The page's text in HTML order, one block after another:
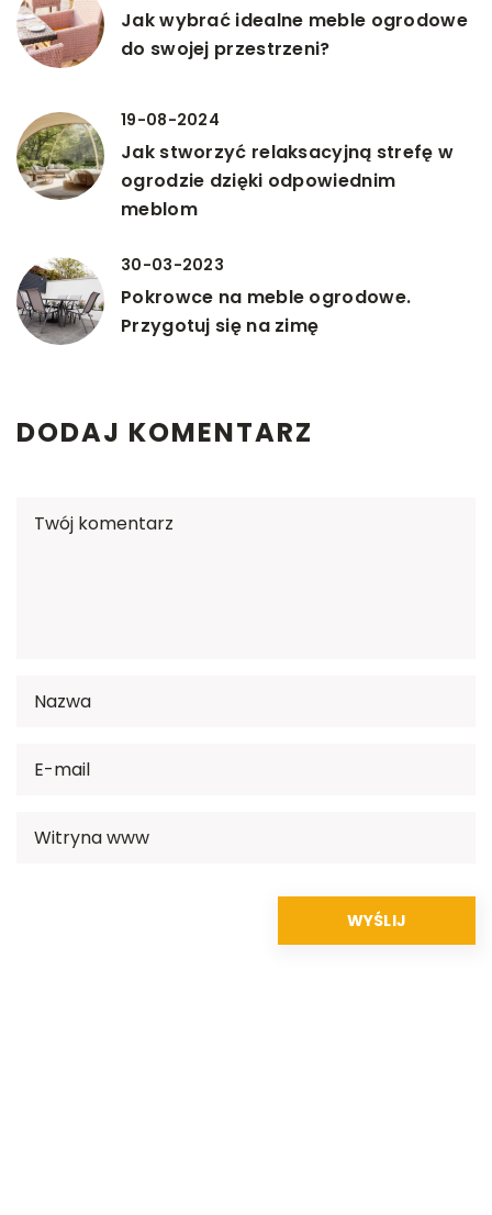
Jak wybrać idealne meble ogrodowe
do swojej przestrzeni?
19-08-2024
Jak stworzyć relaksacyjną strefę w
ogrodzie dzięki odpowiednim
meblom
30-03-2023
Pokrowce na meble ogrodowe.
Przygotuj się na zimę
DODAJ KOMENTARZ